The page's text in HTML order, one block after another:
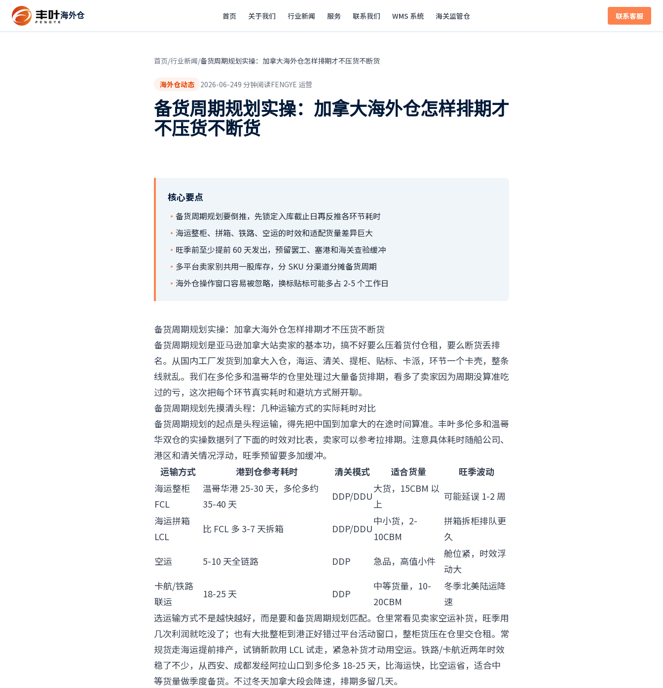
海外仓 首页 关于我们 行业新闻 服务 联系我们 WMS 系统 海关监管仓 联系客服
首页/行业新闻/备货周期规划实操：加拿大海外仓怎样排期才不压货不断货
海外仓动态 2026-06-249 分钟阅读FENGYE 运营
备货周期规划实操：加拿大海外仓怎样排期才
不压货不断货
核心要点
· 备货周期规划要倒推，先锁定入库截止日再反推各环节耗时
· 海运整柜、拼箱、铁路、空运的时效和适配货量差异巨大
· 旺季前至少提前 60 天发出，预留罢工、塞港和海关查验缓冲
· 多平台卖家别共用一股库存，分 SKU 分渠道分摊备货周期
· 海外仓操作窗口容易被忽略，换标贴标可能多占 2-5 个工作日
备货周期规划实操：加拿大海外仓怎样排期才不压货不断货
备货周期规划是亚马逊加拿大站卖家的基本功，搞不好要么压着货付仓租，要么断货丢排
名。从国内工厂发货到加拿大入仓，海运、清关、提柜、贴标、卡派，环节一个卡壳，整条
线就乱。我们在多伦多和温哥华的仓里处理过大量备货排期，看多了卖家因为周期没算准吃
过的亏，这次把每个环节真实耗时和避坑方式掰开聊。
备货周期规划先摸清头程：几种运输方式的实际耗时对比
备货周期规划的起点是头程运输，得先把中国到加拿大的在途时间算准。丰叶多伦多和温哥
华双仓的实操数据列了下面的时效对比表，卖家可以参考拉排期。注意具体耗时随船公司、
港区和清关情况浮动，旺季预留要多加缓冲。
运输方式
港到仓参考耗时 清关模式 适合货量
旺季波动
海运整柜
FCL
温哥华港 25-30 天，多伦多约
35-40 天
DDP/DDU
大货，15CBM 以
上
可能延误 1-2 周
海运拼箱
LCL
比 FCL 多 3-7 天拆箱 DDP/DDU
中小货，2-
10CBM
拼箱拆柜排队更
久
空运
5-10 天全链路 DDP 急品，高值小件
舱位紧，时效浮
动大
卡航/铁路
联运
18-25 天 DDP
中等货量，10-
20CBM
冬季北美陆运降
速
选运输方式不是越快越好，而是要和备货周期规划匹配。仓里常看见卖家空运补货，旺季用
几次利润就吃没了；也有大批整柜到港正好错过平台活动窗口，整柜货压在仓里交仓租。常
规货走海运提前排产，试销新款用 LCL 试走，紧急补货才动用空运。铁路/卡航近两年时效
稳了不少，从西安、成都发经阿拉山口到多伦多 18-25 天，比海运快，比空运省，适合中
等货量做季度备货。不过冬天加拿大段会降速，排期多留几天。